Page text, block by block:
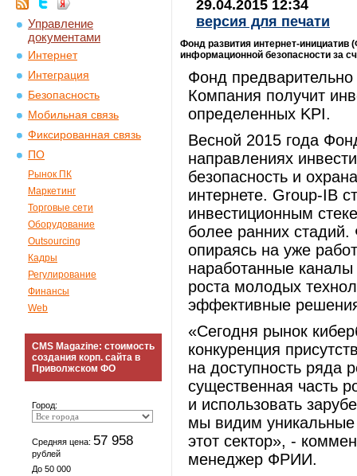
Управление
документами
Интернет
Интеграция
Безопасность
Мобильная связь
Фиксированная связь
ПО
Рынок ПК
Маркетинг
Торговые сети
Оборудование
Outsourcing
Кадры
Регулирование
Финансы
Web
CMS Magazine: стоимость
создания корп. сайта в
Приволжском ФО
Город:
Средняя цена: 57 958
рублей
До 50 000
29.04.2015 12:34
версия для печати
Фонд развития интернет-
информационной безопасности за
Фонд
Компания получит
определенных KPI.
Весной 2015 года
направлениях
безопасность и
интернете. Group-IB
инвестиционным
более ранних
опираясь на уже
наработанные
роста молодых
эффективные
«Сегодня рынок
конкуренция
на доступность ряда
существенная часть
и использовать
мы видим
этот сектор», -
менеджер ФРИИ.